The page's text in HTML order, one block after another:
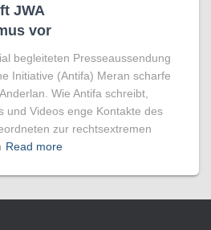
JWA
vor
begleiteten Presseaussendung
Initiative (Antifa) Meran scharfe
Wie Antifa schreibt,
und Videos enge Kontakte des
zur rechtsextremen
Read more